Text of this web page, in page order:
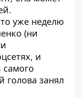
уже неделю
(ни
и
голова занял